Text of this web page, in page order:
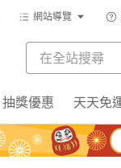
網站導覽
抽獎優惠 天天免